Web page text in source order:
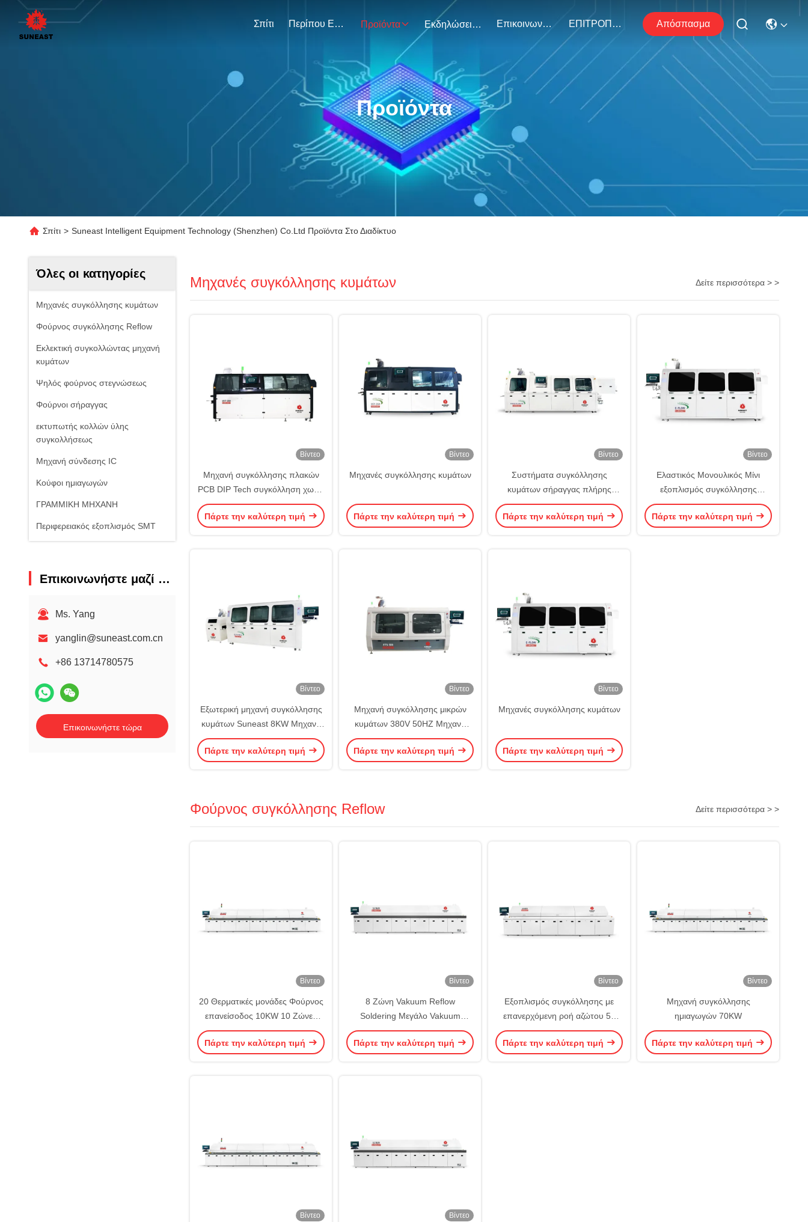
Σπίτι Περίπου Εμείς. Προϊόντα Εκδηλώσεις Επικοινωνήστε Μαζί Μας ΕΠΙΤΡΟΠΟΙΗ Απόσπασμα
Προϊόντα
Σπίτι > Suneast Intelligent Equipment Technology (Shenzhen) Co.Ltd Προϊόντα Στο Διαδίκτυο
Όλες οι κατηγορίες
Μηχανές συγκόλλησης κυμάτων
Φούρνος συγκόλλησης Reflow
Εκλεκτική συγκολλώντας μηχανή
κυμάτων
Ψηλός φούρνος στεγνώσεως
Φούρνοι σήραγγας
εκτυπωτής κολλών ύλης
συγκολλήσεως
Μηχανή σύνδεσης IC
Κούφοι ημιαγωγών
ΓΡΑΜΜΙΚΗ ΜΗΧΑΝΗ
Περιφερειακός εξοπλισμός SMT
Επικοινωνήστε μαζί μας
Ms. Yang
yanglin@suneast.com.cn
+86 13714780575
Επικοινωνήστε τώρα
Μηχανές συγκόλλησης κυμάτων Δείτε περισσότερα > >
Βίντεο
Μηχανή συγκόλλησης πλακών
PCB DIP Tech συγκόλληση χωρίς
μόλυβδο
Πάρτε την καλύτερη τιμή
Βίντεο
Μηχανές συγκόλλησης κυμάτων
Πάρτε την καλύτερη τιμή
Βίντεο
Συστήματα συγκόλλησης
κυμάτων σήραγγας πλήρης
σφράγισης Μηχανή συγκόλλησης
κυμάτων πλήρης αζώτου
Πάρτε την καλύτερη τιμή
Βίντεο
Ελαστικός Μονουλικός Μίνι
εξοπλισμός συγκόλλησης
κυμάτων χωρίς μόλυβδο
Πάρτε την καλύτερη τιμή
Βίντεο
Εξωτερική μηχανή συγκόλλησης
κυμάτων Suneast 8KW Μηχανή
συγκόλλησης κυμάτων χωρίς
μόλυβδο
Πάρτε την καλύτερη τιμή
Βίντεο
Μηχανή συγκόλλησης μικρών
κυμάτων 380V 50HZ Μηχανή
συγκόλλησης μικρών κυμάτων
χωρίς μόλυβδο
Πάρτε την καλύτερη τιμή
Βίντεο
Μηχανές συγκόλλησης κυμάτων
Πάρτε την καλύτερη τιμή
Φούρνος συγκόλλησης Reflow Δείτε περισσότερα > >
Βίντεο
20 Θερματικές μονάδες Φούρνος
επανείσοδος 10KW 10 Ζώνες
Φούρνος επανείσοδος θερμού
αέρα
Πάρτε την καλύτερη τιμή
Βίντεο
8 Ζώνη Vakuum Reflow
Soldering Μεγάλο Vakuum
Reflow Φούρνο Μηχανή
Πάρτε την καλύτερη τιμή
Βίντεο
Εξοπλισμός συγκόλλησης με
επανερχόμενη ροή αζώτου 50
mm-400 mm SMT μηχανή
συγκόλλησης με επανερχόμενη
Πάρτε την καλύτερη τιμή
Βίντεο
Μηχανή συγκόλλησης
ημιαγωγών 70KW
Πάρτε την καλύτερη τιμή
Βίντεο Βίντεο